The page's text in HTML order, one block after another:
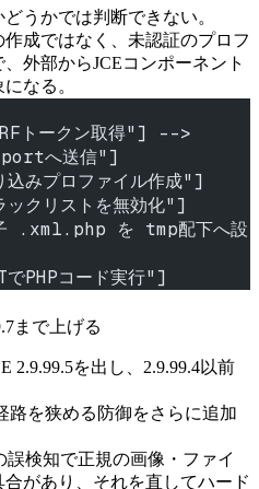
うかでは判断できない。
成ではなく、未認証のプロフ
外部からJCEコンポーネント
なる。
へ送信"]
込みプロファイル作成"]
ックリストを無効化"]
でPHPコード実行"]
まで上げる
2.9.99.5を出し、2.9.99.4以前
路を狭める防御をさらに追加
誤検知で正規の画像・ファイ
があり、それを直してハード